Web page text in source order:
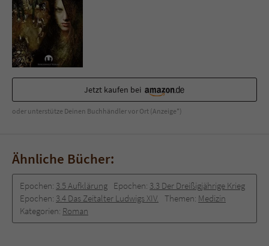
Jetzt kaufen bei
oder unterstütze Deinen Buchhändler vor Ort (Anzeige*)
Ähnliche Bücher:
Epochen: 3.5 Aufklärung Epochen: 3.3 Der Dreißigjährige Krieg
Epochen: 3.4 Das Zeitalter Ludwigs XIV. Themen: Medizin
Kategorien: Roman